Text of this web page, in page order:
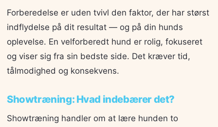
Forberedelse er uden tvivl den faktor, der har størst
indflydelse på dit resultat — og på din hunds
oplevelse. En velforberedt hund er rolig, fokuseret
og viser sig fra sin bedste side. Det kræver tid,
tålmodighed og konsekvens.
Showtræning: Hvad indebærer det?
Showtræning handler om at lære hunden to